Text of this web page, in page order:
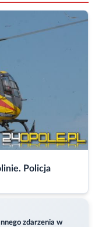
Policja
zdarzenia w